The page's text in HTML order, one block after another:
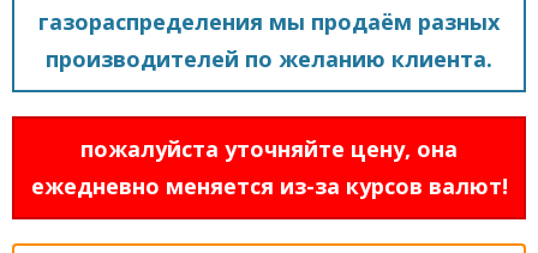
газораспределения мы продаём разных
производителей по желанию клиента.
пожалуйста уточняйте цену, она
ежедневно меняется из-за курсов валют!